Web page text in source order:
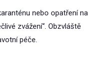
nebo opatření na
zvážení“. Obzvláště
péče.